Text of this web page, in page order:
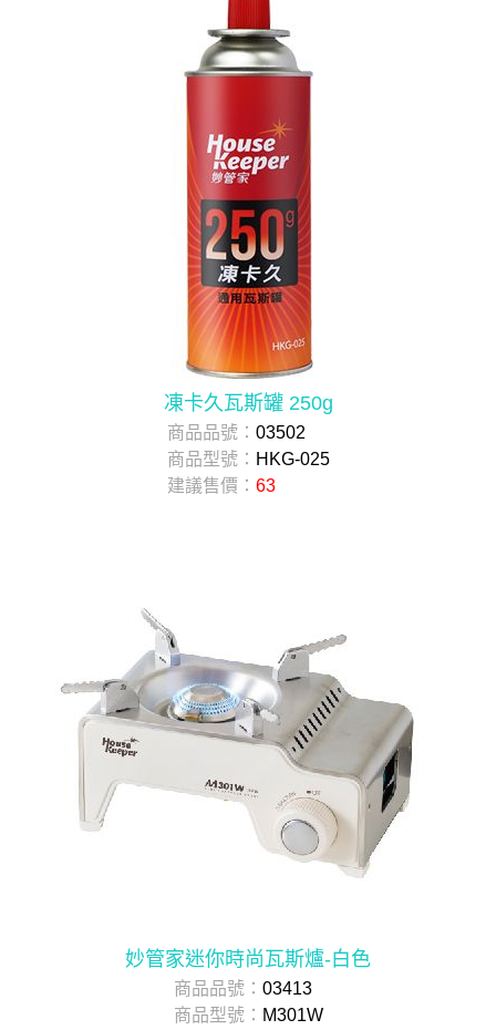
凍卡久瓦斯罐 250g
商品品號： 03502
商品型號： HKG-025
建議售價： 63
妙管家迷你時尚瓦斯爐-白色
商品品號： 03413
商品型號： M301W